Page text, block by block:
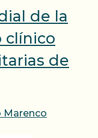
de la
clínico
de
Marenco